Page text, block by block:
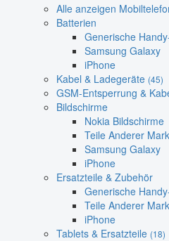
Alle anzeigen
Batterien
Generische
Samsung Galaxy
iPhone
Kabel & Ladegeräte (45)
GSM-Entsperrung &
Bildschirme
Nokia Bildschirme
Teile Anderer
Samsung Galaxy
iPhone
Ersatzteile & Zubehör
Generische
Teile Anderer
iPhone
Tablets & Ersatzteile (18)